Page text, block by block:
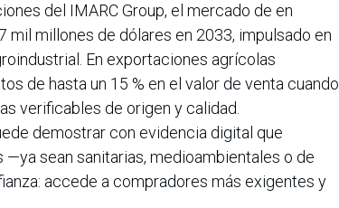
del IMARC Group, el mercado de en
mil millones de dólares en 2033, impulsado en
En exportaciones agrícolas
de hasta un 15 % en el valor de venta cuando
verificables de origen y calidad.
demostrar con evidencia digital que
sean sanitarias, medioambientales o de
accede a compradores más exigentes y